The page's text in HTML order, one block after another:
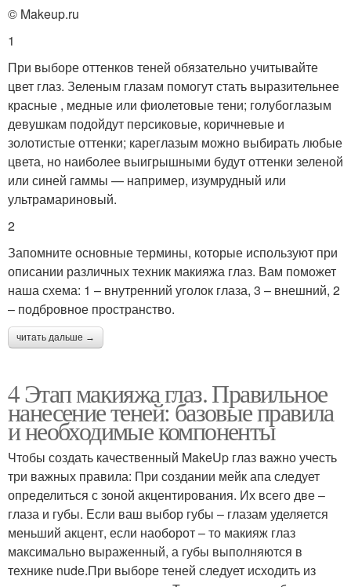
© Makeup.ru
1
При выборе оттенков теней обязательно учитывайте
цвет глаз. Зеленым глазам помогут стать выразительнее
красные , медные или фиолетовые тени; голубоглазым
девушкам подойдут персиковые, коричневые и
золотистые оттенки; кареглазым можно выбирать любые
цвета, но наиболее выигрышными будут оттенки зеленой
или синей гаммы — например, изумрудный или
ультрамариновый.
2
Запомните основные термины, которые используют при
описании различных техник макияжа глаз. Вам поможет
наша схема: 1 – внутренний уголок глаза, 3 – внешний, 2
– подбровное пространство.
читать дальше →
4 Этап макияжа глаз. Правильное
нанесение теней: базовые правила
и необходимые компоненты
Чтобы создать качественный MakeUp глаз важно учесть
три важных правила: При создании мейк апа следует
определиться с зоной акцентирования. Их всего две –
глаза и губы. Если ваш выбор губы – глазам уделяется
меньший акцент, если наоборот – то макияж глаз
максимально выраженный, а губы выполняются в
технике nude.При выборе теней следует исходить из